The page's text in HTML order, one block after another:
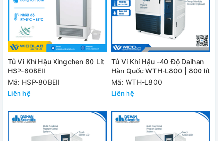
Tủ Vi Khí Hậu Xingchen 80 Lít
HSP-80BEII
Mã: HSP-80BEII
Liên hệ
Tủ Vi Khí Hậu -40 Độ Daihan
Hàn Quốc WTH-L800 | 800 lít
Mã: WTH-L800
Liên hệ